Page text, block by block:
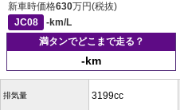
新車時価格630万円(税抜)
JC08
-km/L
満タンでどこまで走る？
-km
排気量 3199cc